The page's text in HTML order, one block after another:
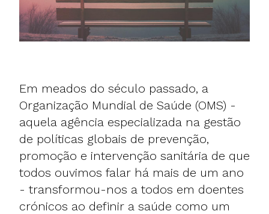
Em meados do século passado, a
Organização Mundial de Saúde (OMS) -
aquela agência especializada na gestão
de políticas globais de prevenção,
promoção e intervenção sanitária de que
todos ouvimos falar há mais de um ano
- transformou-nos a todos em doentes
crónicos ao definir a saúde como um